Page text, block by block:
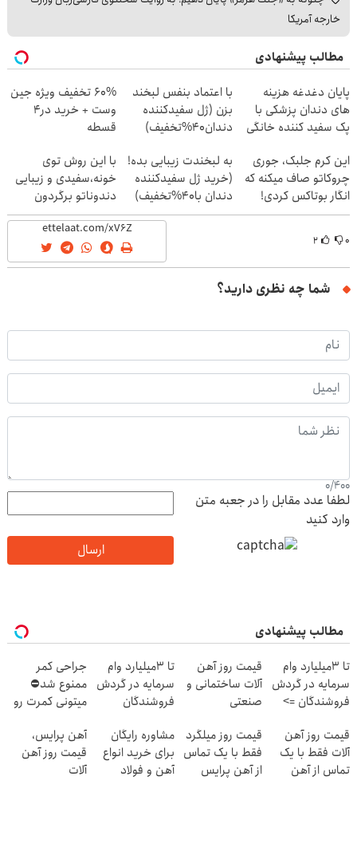
خارجه آمریکا
مطالب پیشنهادی
پایان دغدغه هزینه
های دندان پزشکی با
پک سفید کننده خانگی
با اعتماد بنفس لبخند
بزن (ژل سفیدکننده
دندان40%تخفیف)
60% تخفیف ویژه جین
وست + خرید در4
قسطه
این کرم جلبک، جوری
چروکاتو صاف میکنه که
انگار بوتاکس کردی!
(تخفیف ویژه)
به لبخندت زیبایی بده!
(خرید ژل سفیدکننده
دندان با40%تخفیف)
با این روش توی
خونه،سفیدی و زیبایی
دندوناتو برگردون
(40%off)
۰ ۲
شما چه نظری دارید؟
0/400
لطفا عدد مقابل را در جعبه متن
وارد کنید
ارسال
مطالب پیشنهادی
تا 3میلیارد وام
سرمایه در گردش
فروشندگان =>
ثبت کن
قیمت روز آهن
آلات ساختمانی و
صنعتی
تا 3میلیارد وام
سرمایه در گردش
فروشندگان
جراحی کمر
ممنوع شد⛔
میتونی کمرت رو
کنی! 👈🏻
پرسش‌نامه
قیمت روز آهن
آلات فقط با یک
تماس از آهن
قیمت روز میلگرد
فقط با یک تماس
از آهن پرایس
مشاوره رایگان
برای خرید انواع
آهن و فولاد
آهن پرایس،
قیمت روز آهن
آلات